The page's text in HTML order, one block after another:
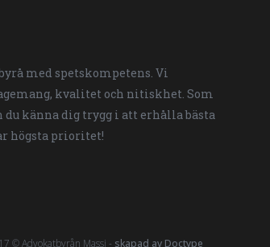
med spetskompetens. Vi
kvalitet och nitiskhet. Som
känna dig trygg i att erhålla bästa
högsta prioritet!
© Advokatbyrån Massi - skapad av Doctype